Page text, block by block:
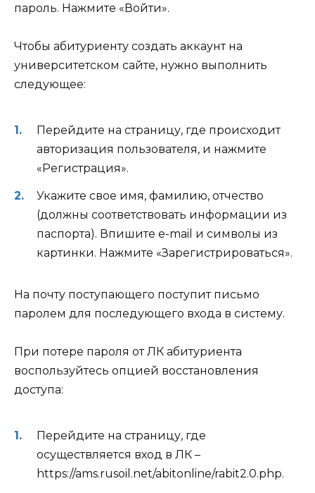
пароль. Нажмите «Войти».
Чтобы абитуриенту создать аккаунт на
университетском сайте, нужно выполнить
следующее:
Перейдите на страницу, где происходит
авторизация пользователя, и нажмите
«Регистрация».
Укажите свое имя, фамилию, отчество
(должны соответствовать информации из
паспорта). Впишите e-mail и символы из
картинки. Нажмите «Зарегистрироваться».
На почту поступающего поступит письмо
паролем для последующего входа в систему.
При потере пароля от ЛК абитуриента
воспользуйтесь опцией восстановления
доступа:
Перейдите на страницу, где
осуществляется вход в ЛК –
https://ams.rusoil.net/abitonline/rabit2.0.php.